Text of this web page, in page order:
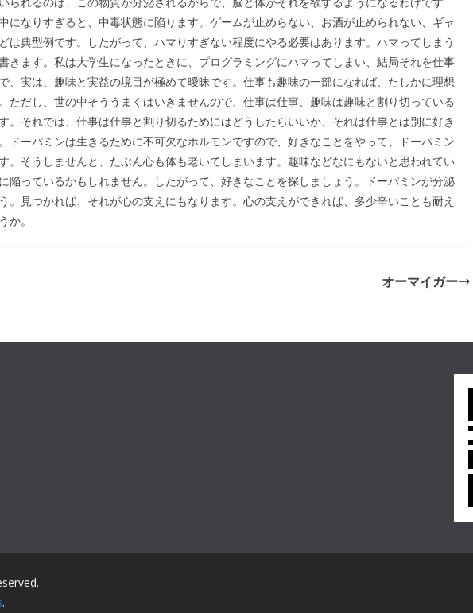
になりすぎると、中毒状態に陥ります。ゲームが止めらない、お酒が止められない、ギャ
は典型例です。したがって、ハマりすぎない程度にやる必要はあります。ハマってしまう
きます。私は大学生になったときに、プログラミングにハマってしまい、結局それを仕事
、実は、趣味と実益の境目が極めて曖昧です。仕事も趣味の一部になれば、たしかに理想
ただし、世の中そううまくはいきませんので、仕事は仕事、趣味は趣味と割り切っている
。それでは、仕事は仕事と割り切るためにはどうしたらいいか、それは仕事とは別に好き
ドーパミンは生きるために不可欠なホルモンですので、好きなことをやって、ドーパミン
。そうしませんと、たぶん心も体も老いてしまいます。趣味などなにもないと思われてい
陥っているかもしれません。したがって、好きなことを探しましょう。ドーパミンが分泌
。見つかれば、それが心の支えにもなります。心の支えができれば、多少辛いことも耐え
か。
オーマイガー
.